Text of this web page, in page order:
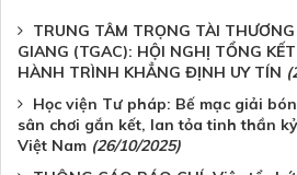
TRUNG TÂM TRỌNG TÀI
GIANG (TGAC): HỘI NGHỊ TỔNG
HÀNH TRÌNH KHẲNG ĐỊNH UY TÍN
Học viện Tư pháp: Bế mạc giải
sân chơi gắn kết, lan tỏa tinh thần
Việt Nam (26/10/2025)